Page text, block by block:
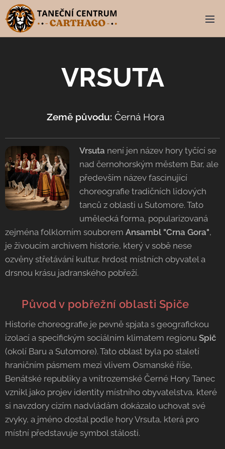
VRSUTA
Země původu: Černá Hora 🇲🇪
Vrsuta není jen název hory tyčící se
nad černohorským městem Bar, ale
především název fascinující
choreografie tradičních lidových
tanců z oblasti u Sutomore. Tato
umělecká forma, popularizovaná
zejména folklorním souborem Ansambl "Crna Gora",
je živoucím archivem historie, který v sobě nese
ozvěny střetávání kultur, hrdost místních obyvatel a
drsnou krásu jadranského pobřeží.
🏔️ Původ v pobřežní oblasti Spiče
Historie choreografie je pevně spjata s geografickou
izolací a specifickým sociálním klimatem regionu Spič
(okolí Baru a Sutomore). Tato oblast byla po staletí
hraničním pásmem mezi vlivem Osmanské říše,
Benátské republiky a vnitrozemské Černé Hory. Tanec
vznikl jako projev identity místního obyvatelstva, které
si navzdory cizím nadvládám dokázalo uchovat své
zvyky, a jméno dostal podle hory Vrsuta, která pro
místní představuje symbol stálosti.